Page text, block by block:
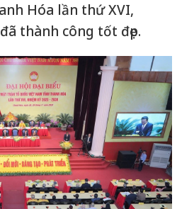
Hóa lần thứ XVI,
thành công tốt đẹp.